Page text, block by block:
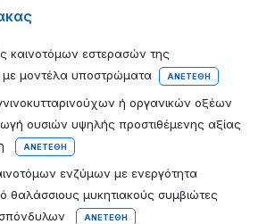
καινοτόμων εστερασών της
με μοντέλα υποστρώματα
ΑΝΕΤΈΘΗ
ή οργανικών οξέων
ουσιών υψηλής προστιθέμενης αξίας
ΑΝΕΤΈΘΗ
ενζύμων με ενεργότητα
θαλάσσιους μυκητιακούς συμβιώτες
ΑΝΕΤΈΘΗ